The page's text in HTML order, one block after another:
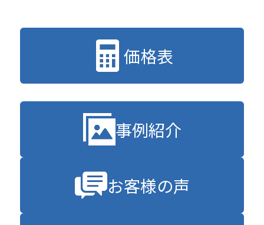
価格表
事例紹介
お客様の声